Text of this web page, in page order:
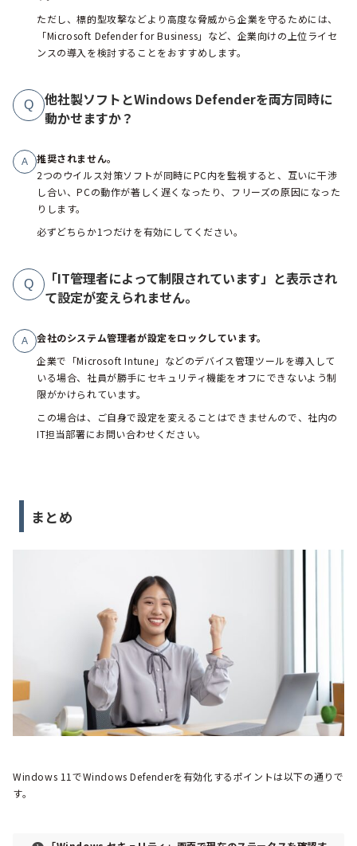
ただし、標的型攻撃などより高度な脅威から企業を守るためには、
「Microsoft Defender for Business」など、企業向けの上位ライセ
ンスの導入を検討することをおすすめします。
Q
他社製ソフトとWindows Defenderを両方同時に
動かせますか？
A
推奨されません。
2つのウイルス対策ソフトが同時にPC内を監視すると、互いに干渉
し合い、PCの動作が著しく遅くなったり、フリーズの原因になった
りします。
必ずどちらか1つだけを有効にしてください。
Q
「IT管理者によって制限されています」と表示され
て設定が変えられません。
A
会社のシステム管理者が設定をロックしています。
企業で「Microsoft Intune」などのデバイス管理ツールを導入して
いる場合、社員が勝手にセキュリティ機能をオフにできないよう制
限がかけられています。
この場合は、ご自身で設定を変えることはできませんので、社内の
IT担当部署にお問い合わせください。
まとめ
Windows 11でWindows Defenderを有効化するポイントは以下の通りで
す。